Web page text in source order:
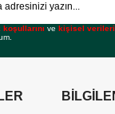
vekişisel